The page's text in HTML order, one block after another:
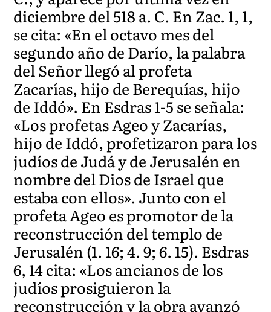
diciembre del 518 a. C. En Zac. 1, 1,
se cita: «En el octavo mes del
segundo año de Darío, la palabra
del Señor llegó al profeta
Zacarías, hijo de Berequías, hijo
de Iddó». En Esdras 1-5 se señala:
«Los profetas Ageo y Zacarías,
hijo de Iddó, profetizaron para los
judíos de Judá y de Jerusalén en
nombre del Dios de Israel que
estaba con ellos». Junto con el
profeta Ageo es promotor de la
reconstrucción del templo de
Jerusalén (1. 16; 4. 9; 6. 15). Esdras
6, 14 cita: «Los ancianos de los
judíos prosiguieron la
reconstrucción y la obra avanzó